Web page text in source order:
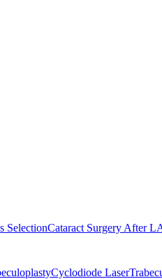
SelectionCataract Surgery After
Cyclodiode Laser